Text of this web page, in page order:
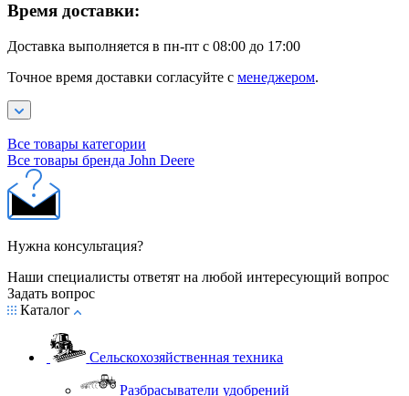
Время доставки:
Доставка выполняется в пн-пт с 08:00 до 17:00
Точное время доставки согласуйте с менеджером.
Все товары категории
Все товары бренда John Deere
Нужна консультация?
Наши специалисты ответят на любой интересующий вопрос
Задать вопрос
Каталог
Сельскохозяйственная техника
Разбрасыватели удобрений